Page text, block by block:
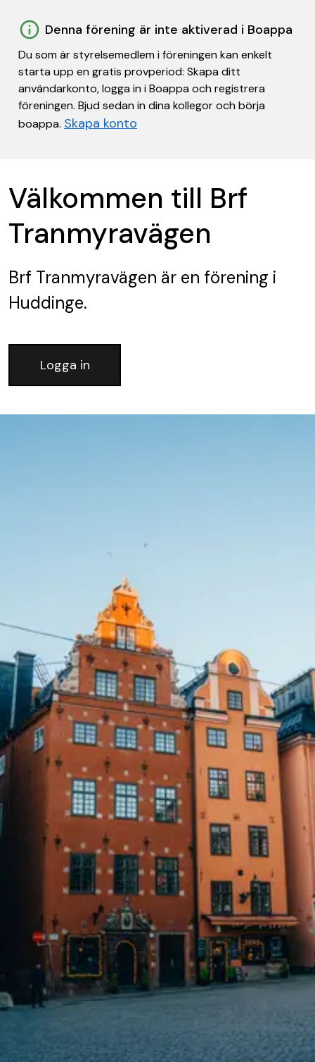
Denna förening är inte aktiverad i Boappa
Du som är styrelsemedlem i föreningen kan enkelt
starta upp en gratis provperiod: Skapa ditt
användarkonto, logga in i Boappa och registrera
föreningen. Bjud sedan in dina kollegor och börja
boappa. Skapa konto
Välkommen till Brf
Tranmyravägen
Brf Tranmyravägen är en förening i
Huddinge.
Logga in